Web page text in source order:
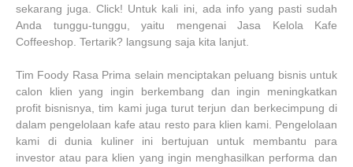
sekarang juga. Click! Untuk kali ini, ada info yang pasti sudah
Anda tunggu-tunggu, yaitu mengenai Jasa Kelola Kafe
Coffeeshop. Tertarik? langsung saja kita lanjut.
Tim Foody Rasa Prima selain menciptakan peluang bisnis untuk
calon klien yang ingin berkembang dan ingin meningkatkan
profit bisnisnya, tim kami juga turut terjun dan berkecimpung di
dalam pengelolaan kafe atau resto para klien kami. Pengelolaan
kami di dunia kuliner ini bertujuan untuk membantu para
investor atau para klien yang ingin menghasilkan performa dan